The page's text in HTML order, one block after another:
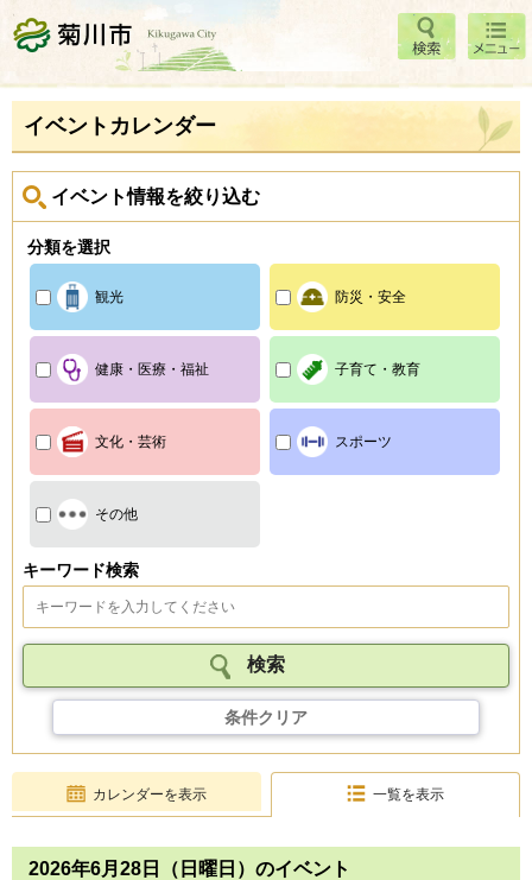
菊川市 検索
メニ
ュー
イベントカレンダー
イベント情報を絞り込む
分類を選択
観光 防災・安全
健康・医療・福祉 子育て・教育
文化・芸術 スポーツ
その他
キーワード検索
条件クリア
カレンダーを表示 一覧を表示
2026年6月28日（日曜日）のイベント